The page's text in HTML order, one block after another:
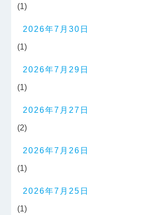
(1)
2026年7月30日
(1)
2026年7月29日
(1)
2026年7月27日
(2)
2026年7月26日
(1)
2026年7月25日
(1)